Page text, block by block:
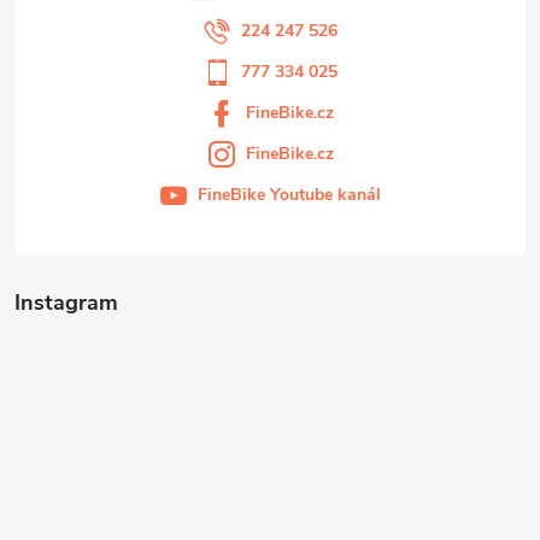
Instagram
224 247 526
777 334 025
FineBike.cz
FineBike.cz
FineBike Youtube kanál